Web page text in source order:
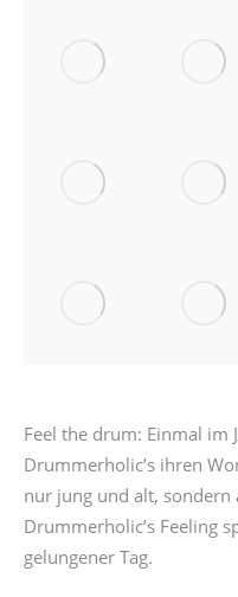
Feel the drum: Einmal im
Drummerholic’s ihren
nur jung und alt, sondern
Drummerholic’s Feeling
gelungener Tag.